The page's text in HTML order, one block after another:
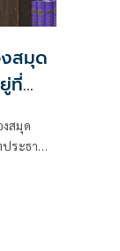
งสมุด
ที่
สมุด